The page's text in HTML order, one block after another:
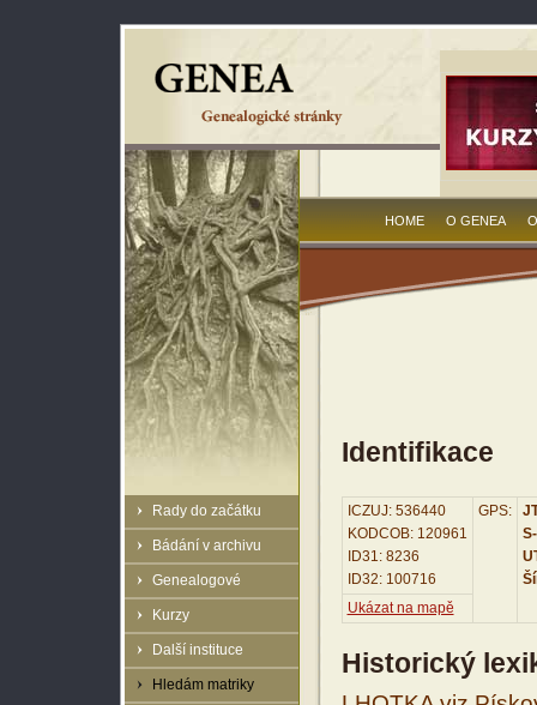
Rady do začátku
Bádání v archivu
Genealogové
Kurzy
Další instituce
Hledám matriky
HOME O GENEA
Identifikace
ICZUJ: 536440
KODCOB: 120961
ID31: 8236
ID32: 100716
GPS:
Ukázat na mapě
Historický